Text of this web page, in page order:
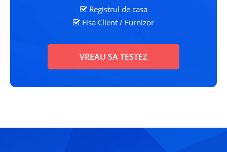
Registrul de casa
Fisa Client / Furnizor
VREAU SA TESTEZ